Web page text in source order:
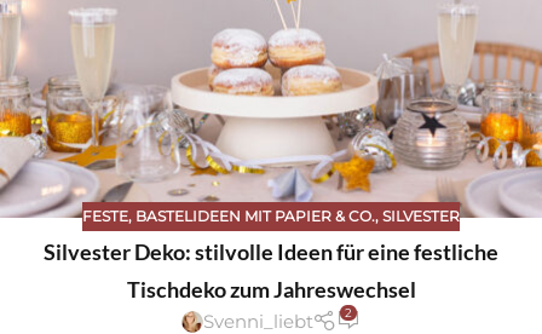
FESTE, BASTELIDEEN MIT PAPIER & CO., SILVESTER
Silvester Deko: stilvolle Ideen für eine festliche
Tischdeko zum Jahreswechsel
Svenni_liebt 2